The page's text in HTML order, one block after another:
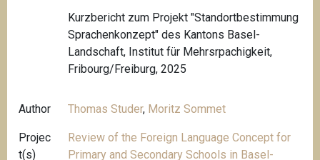
Kurzbericht zum Projekt "Standortbestimmung
Sprachenkonzept" des Kantons Basel-
Landschaft, Institut für Mehrsrpachigkeit,
Fribourg/Freiburg, 2025
Author Thomas Studer, Moritz Sommet
Projec
t(s)
Review of the Foreign Language Concept for
Primary and Secondary Schools in Basel-